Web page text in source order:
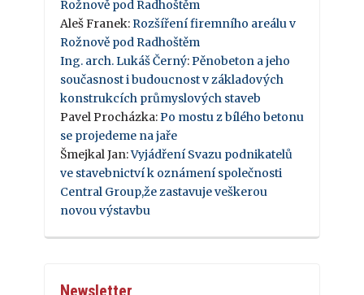
Rožnově pod Radhoštěm
Aleš Franek: Rozšíření firemního areálu v
Rožnově pod Radhoštěm
Ing. arch. Lukáš Černý: Pěnobeton a jeho
současnost i budoucnost v základových
konstrukcích průmyslových staveb
Pavel Procházka: Po mostu z bílého betonu
se projedeme na jaře
Šmejkal Jan:Vyjádření Svazu podnikatelů
ve stavebnictví k oznámení společnosti
Central Group,že zastavuje veškerou
novou výstavbu
Newsletter